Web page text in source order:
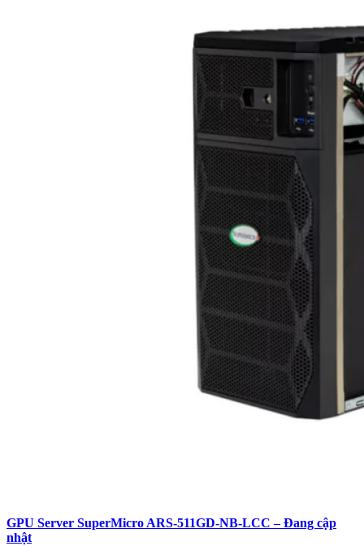
GPU Server SuperMicro ARS-511GD-NB-LCC – Đang cập
nhật